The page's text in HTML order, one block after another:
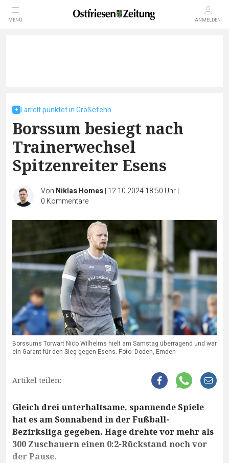
MENÜ ANMELDEN
Larrelt punktet in Großefehn
Borssum besiegt nach
Trainerwechsel
Spitzenreiter Esens
Von Niklas Homes| 12.10.2024 18:50 Uhr|
0 Kommentare
Borssums Torwart Nico Wilhelms hielt am Samstag überragend und war
ein Garant für den Sieg gegen Esens. Foto: Doden, Emden
Artikel teilen:
Gleich drei unterhaltsame, spannende Spiele
hat es am Sonnabend in der Fußball-
Bezirksliga gegeben. Hage drehte vor mehr als
300 Zuschauern einen 0:2-Rückstand noch vor
der Pause.